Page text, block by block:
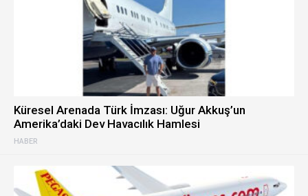
HABER
Küresel Arenada Türk İmzası: Uğur Akkuş’un
Amerika’daki Dev Havacılık Hamlesi